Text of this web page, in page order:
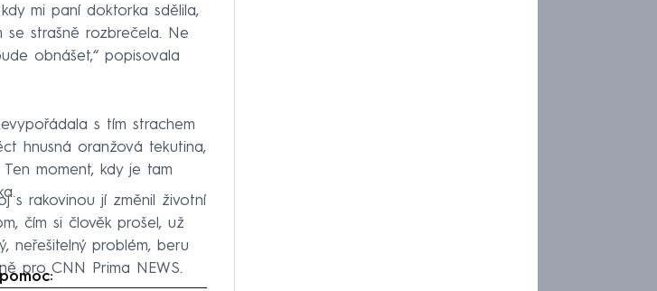
mi paní doktorka sdělila,
se strašně rozbrečela. Ne
obnášet,“ popisovala
s tím strachem
hnusná oranžová tekutina,
moment, kdy je tam
s rakovinou jí změnil životní
čím si člověk prošel, už
neřešitelný problém, beru
pro CNN Prima NEWS.